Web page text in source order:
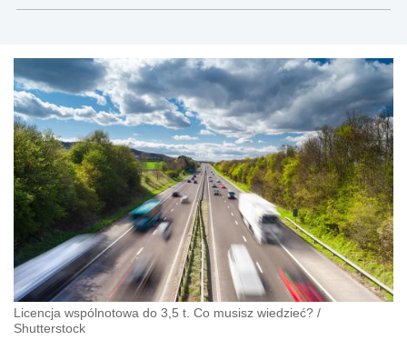
Licencja wspólnotowa do 3,5 t. Co musisz wiedzieć? /
Shutterstock